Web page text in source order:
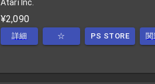
Atari Inc.
¥2,090
詳細 ☆ PS STORE